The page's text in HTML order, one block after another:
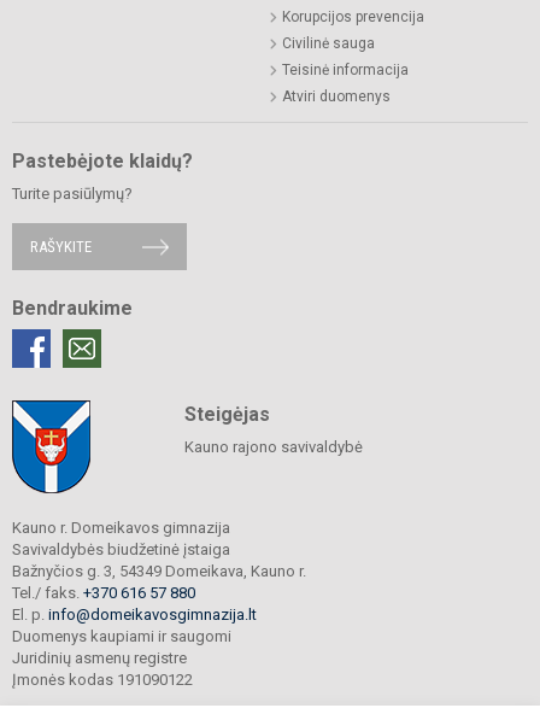
Korupcijos prevencija
Civilinė sauga
Teisinė informacija
Atviri duomenys
Pastebėjote klaidų?
Turite pasiūlymų?
RAŠYKITE
Bendraukime
Steigėjas
Kauno rajono savivaldybė
Kauno r. Domeikavos gimnazija
Savivaldybės biudžetinė įstaiga
Bažnyčios g. 3, 54349 Domeikava, Kauno r.
Tel./ faks. +370 616 57 880
El. p. info@domeikavosgimnazija.lt
Duomenys kaupiami ir saugomi
Juridinių asmenų registre
Įmonės kodas 191090122